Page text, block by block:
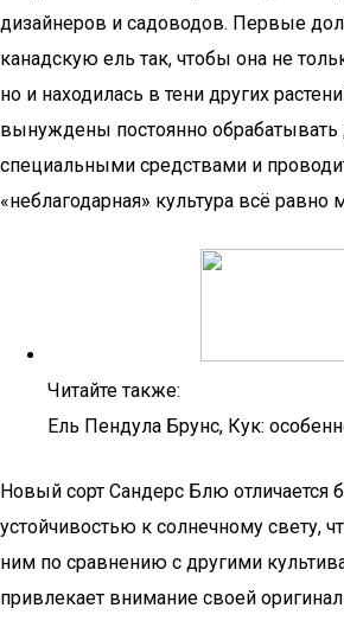
дизайнеров и садоводов. Первые
канадскую ель так, чтобы она не
но и находилась в тени других
вынуждены постоянно обрабатывать
специальными средствами и
«неблагодарная» культура всё равно
Читайте также:
Ель Пендула Брунс, Кук:
Новый сорт Сандерс Блю отличается
устойчивостью к солнечному свету,
ним по сравнению с другими
привлекает внимание своей